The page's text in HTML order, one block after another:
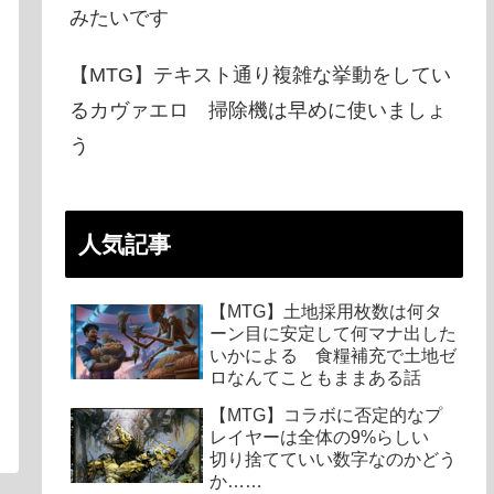
みたいです
【MTG】テキスト通り複雑な挙動をしてい
るカヴァエロ 掃除機は早めに使いましょ
う
人気記事
【MTG】土地採用枚数は何タ
ーン目に安定して何マナ出した
いかによる 食糧補充で土地ゼ
ロなんてこともままある話
【MTG】コラボに否定的なプ
レイヤーは全体の9%らしい
切り捨てていい数字なのかどう
か……